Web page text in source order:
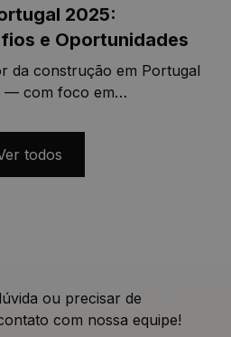
2025:
e Oportunidades
da construção em Portugal
— com foco em
como o BIM.
todos
ou precisar de
com nossa equipe!